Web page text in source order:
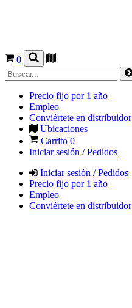
0
Precio fijo por 1 año
Empleo
Conviértete en distribuidor
Ubicaciones
Carrito 0
Iniciar sesión / Pedidos
Iniciar sesión / Pedidos
Precio fijo por 1 año
Empleo
Conviértete en distribuidor